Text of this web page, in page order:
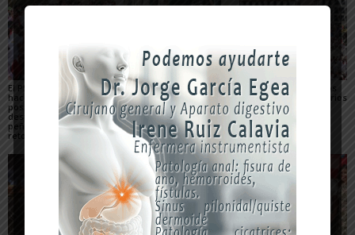
El PSN-PSOE de Tudela
hace un balance
positivo de las fiestas,
destaca el papel de las
peñas y plantea los
retos para mejorarlas
Toquero destaca la
convivencia y la caída
de los delitos en el
balance de las Fiestas
de Santa Ana 2026
Gigantes y Cabezudos
en Tudela 2026: horarios
y recorridos en las
Fiestas de Santa Ana